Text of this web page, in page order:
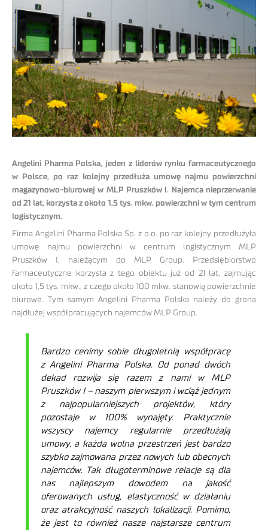
Angelini Pharma Polska, jeden z liderów rynku farmaceutycznego
w Polsce, po raz kolejny przedłuża umowę najmu powierzchni
magazynowo-biurowej w MLP Pruszków I. Najemca nieprzerwanie
od 21 lat, korzysta z około 1,5 tys. mkw. powierzchni w tym centrum
logistycznym.
Firma Angelini Pharma Polska Sp. z o.o. po raz kolejny przedłużyła
umowę najmu powierzchni w centrum logistycznym MLP
Pruszków I, należącym do MLP Group. Przedsiębiorstwo
farmaceutyczne korzysta z tego obiektu już od 21 lat, zajmując
około 1,5 tys. mkw., z czego około 100 mkw. stanowią powierzchnie
biurowe. Tym samym Angelini Pharma Polska należy do grona
najdłużej współpracujących najemców MLP Group.
Bardzo cenimy sobie długoletnią współpracę
z Angelini Pharma Polska. Od ponad dwóch
dekad rozwija się razem z nami w MLP
Pruszków I – naszym pierwszym i wciąż jednym
z najpopularniejszych projektów, który
pozostaje w 100% wynajęty. Praktycznie
wszyscy najemcy regularnie przedłużają
umowy, a każda wolna przestrzeń jest bardzo
szybko zajmowana przez nowych lub obecnych
najemców. Tak długoterminowe relacje są dla
nas najlepszym dowodem na jakość
oferowanych usług, elastyczność w działaniu
oraz atrakcyjność naszych lokalizacji. Pomimo,
że jest to również nasze najstarsze centrum